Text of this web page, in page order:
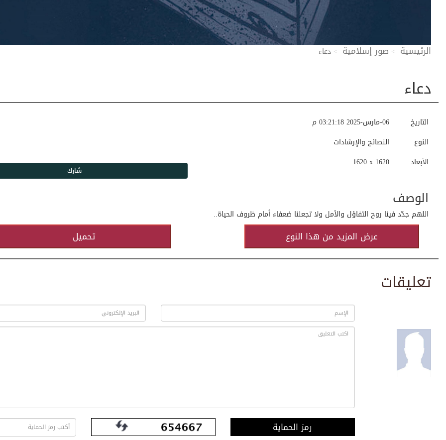
الرئيسية صور إسلامية دعاء
دعاء
06-مارس-2025 03:21:18 م
التاريخ
النصائح والإرشادات
النوع
1620 x 1620
الأبعاد
الوصف
اللهم جدّد فينا روح التفاؤل والأمل ولا تجعلنا ضعفاء أمام ظروف الحياة..
تحميل عرض المزيد من هذا النوع
تعليقات
رمز الحماية